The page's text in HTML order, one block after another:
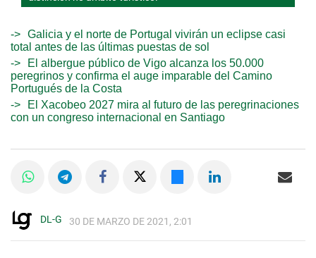
Galicia y el norte de Portugal vivirán un eclipse casi
total antes de las últimas puestas de sol
El albergue público de Vigo alcanza los 50.000
peregrinos y confirma el auge imparable del Camino
Portugués de la Costa
El Xacobeo 2027 mira al futuro de las peregrinaciones
con un congreso internacional en Santiago
DL-G 30 DE MARZO DE 2021, 2:01